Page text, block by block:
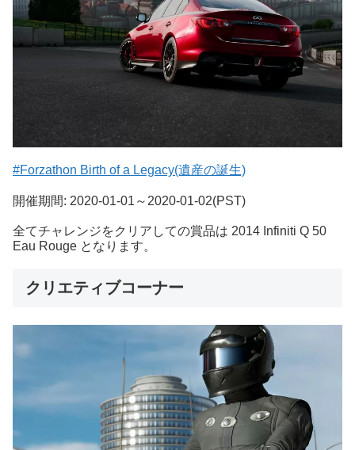
#Forzathon Birth of a Legacy(遺産の誕生)
開催期間: 2020-01-01～2020-01-02(PST)
全てチャレンジをクリアしての賞品は 2014 Infiniti Q 50
Eau Rouge となります。
クリエティブコーナー